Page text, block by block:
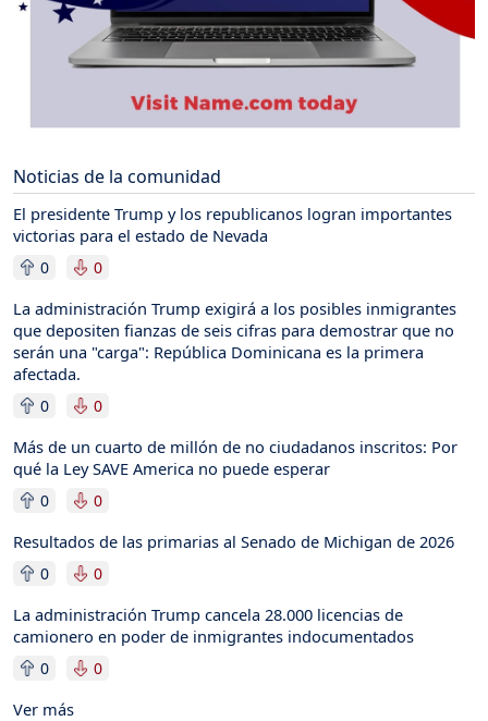
Noticias de la comunidad
El presidente Trump y los republicanos logran importantes
victorias para el estado de Nevada
0 0
La administración Trump exigirá a los posibles inmigrantes
que depositen fianzas de seis cifras para demostrar que no
serán una "carga": República Dominicana es la primera
afectada.
0 0
Más de un cuarto de millón de no ciudadanos inscritos: Por
qué la Ley SAVE America no puede esperar
0 0
Resultados de las primarias al Senado de Michigan de 2026
0 0
La administración Trump cancela 28.000 licencias de
camionero en poder de inmigrantes indocumentados
0 0
Ver más